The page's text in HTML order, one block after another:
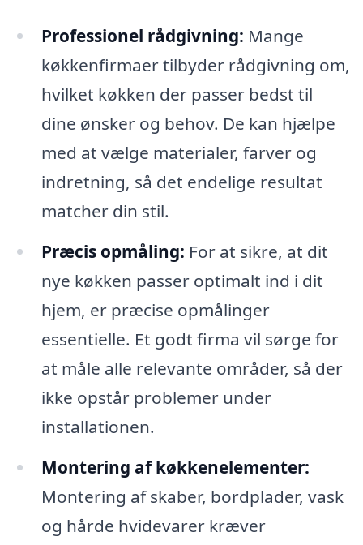
Professionel rådgivning: Mange
køkkenfirmaer tilbyder rådgivning om,
hvilket køkken der passer bedst til
dine ønsker og behov. De kan hjælpe
med at vælge materialer, farver og
indretning, så det endelige resultat
matcher din stil.
Præcis opmåling: For at sikre, at dit
nye køkken passer optimalt ind i dit
hjem, er præcise opmålinger
essentielle. Et godt firma vil sørge for
at måle alle relevante områder, så der
ikke opstår problemer under
installationen.
Montering af køkkenelementer:
Montering af skaber, bordplader, vask
og hårde hvidevarer kræver